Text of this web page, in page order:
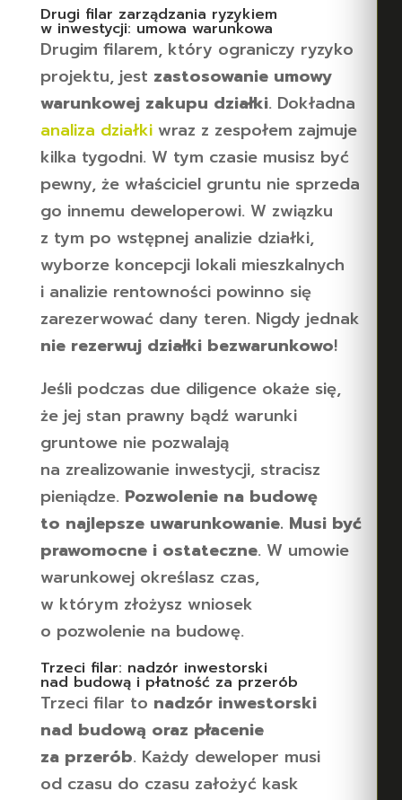
Drugi filar zarządzania ryzykiem
w inwestycji: umowa warunkowa
Drugim filarem, który ograniczy ryzyko
projektu, jest zastosowanie umowy
warunkowej zakupu działki. Dokładna
analiza działkiwraz z zespołem zajmuje
kilka tygodni. W tym czasie musisz być
pewny, że właściciel gruntu nie sprzeda
go innemu deweloperowi. W związku
z tym po wstępnej analizie działki,
wyborze koncepcji lokali mieszkalnych
i analizie rentowności powinno się
zarezerwować dany teren. Nigdy jednak
nie rezerwuj działki bezwarunkowo!
Jeśli podczas due diligence okaże się,
że jej stan prawny bądź warunki
gruntowe nie pozwalają
na zrealizowanie inwestycji, stracisz
pieniądze. Pozwolenie na budowę
to najlepsze uwarunkowanie. Musi być
prawomocne i ostateczne. W umowie
warunkowej określasz czas,
w którym złożysz wniosek
o pozwolenie na budowę.
Trzeci filar: nadzór inwestorski
nad budową i płatność za przerób
Trzeci filar to nadzór inwestorski
nad budową oraz płacenie
za przerób. Każdy deweloper musi
od czasu do czasu założyć kask